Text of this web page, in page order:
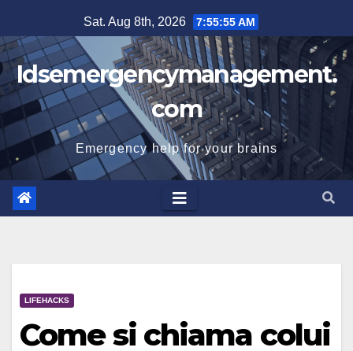
to
content
Sat. Aug 8th, 2026 7:55:56 AM
Idsemergencymanagement.
com
Emergency help for your brains
LIFEHACKS
Come si chiama colui